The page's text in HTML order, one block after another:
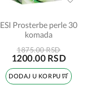
ESI Prosterbe perle 30
komada
1875.00 RSD
1200.00 RSD
DODAJ U KORPU